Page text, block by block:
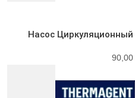
Насос
90,00